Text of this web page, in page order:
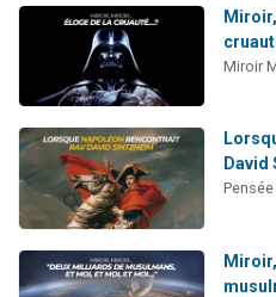
Miroir
David